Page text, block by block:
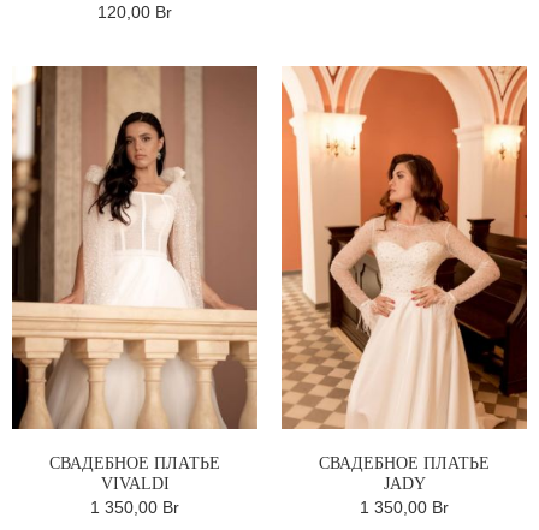
120,00 Br
СВАДЕБНОЕ ПЛАТЬЕ
VIVALDI
1 350,00 Br
СВАДЕБНОЕ ПЛАТЬЕ
JADY
1 350,00 Br